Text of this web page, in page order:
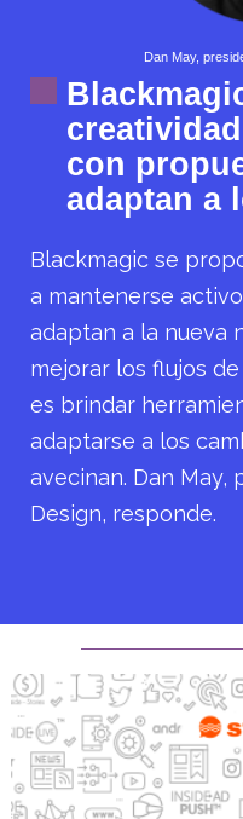
Dan May,
con
adaptan a
Blackmagic se
a mantenerse
adaptan a la nueva
mejorar los flujos
es brindar
adaptarse a los
avecinan. Dan May,
Design, responde.